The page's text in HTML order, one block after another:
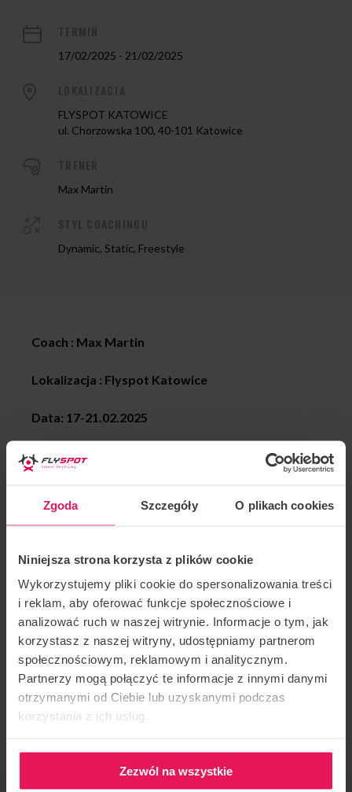
Zgoda Szczegóły O plikach cookies
Niniejsza strona korzysta z plików cookie
Wykorzystujemy pliki cookie do spersonalizowania treści
i reklam, aby oferować funkcje społecznościowe i
analizować ruch w naszej witrynie. Informacje o tym, jak
korzystasz z naszej witryny, udostępniamy partnerom
społecznościowym, reklamowym i analitycznym.
Partnerzy mogą połączyć te informacje z innymi danymi
otrzymanymi od Ciebie lub uzyskanymi podczas
korzystania z ich usług.
Zezwól na wszystkie
17/02/2025 - 21/02/2025
FLYSPOT KATOWICE
ul. Chorzowska 100, 40-101 Katowice
Max Martin
Dynamic, Static, Freestyle
Coach : Max Martin
Lokalizacja : Flyspot Katowice
Data: 17-21.02.2025
Styl coachingu: All levels dynamic and static, freestyle
Max jest coachem tunelowym i skoczkiem
spadochronowym od wielu lat. Bral udział w wielu
Mistrzostw Europy 2nd FAI European Indoor
Skydiving Championships w kwietniu 2022, zajął 1
miejsce w kategorii Dynamic 2 Way, wraz ze swoim
teammatem Rafaelem Schwaiger z drużyny Germany
1 ,oraz drugie miejsce w rozgrywanym w tym samym
czasie Pucharze Świata.
Jeśli jesteś zainteresowany udzialem w jego campie,
skontaktuj się z nami: